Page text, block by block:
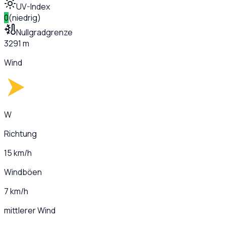
UV-Index
0(niedrig)
Nullgradgrenze
3291 m
Wind
W
Richtung
15 km/h
Windböen
7 km/h
mittlerer Wind